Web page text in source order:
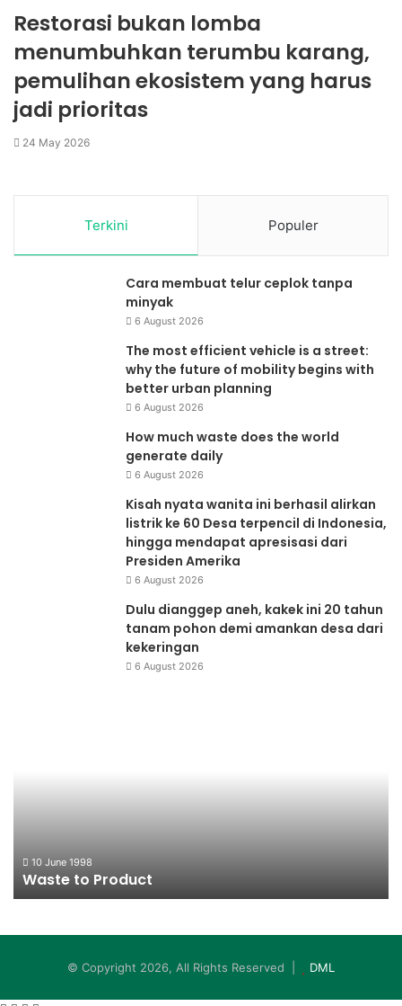
Restorasi bukan lomba
menumbuhkan terumbu karang,
pemulihan ekosistem yang harus
jadi prioritas
24 May 2026
Terkini Populer
Cara membuat telur ceplok tanpa
minyak
6 August 2026
The most efficient vehicle is a street:
why the future of mobility begins with
better urban planning
6 August 2026
How much waste does the world
generate daily
6 August 2026
Kisah nyata wanita ini berhasil alirkan
listrik ke 60 Desa terpencil di Indonesia,
hingga mendapat apresisasi dari
Presiden Amerika
6 August 2026
Dulu dianggep aneh, kakek ini 20 tahun
tanam pohon demi amankan desa dari
kekeringan
6 August 2026
10 June 1998
Waste to Product
© Copyright 2026, All Rights Reserved | DML